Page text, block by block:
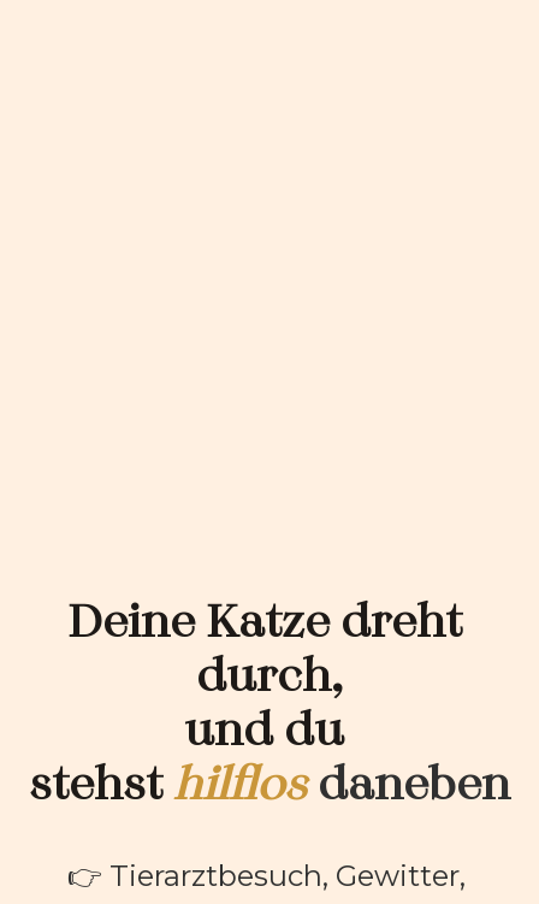
Deine Katze dreht
durch,
und du
stehst hilflos daneben
👉 Tierarztbesuch, Gewitter,